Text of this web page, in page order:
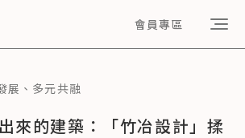
會員專區
展 、 多元共融
來的建築：「竹冶設計」揉